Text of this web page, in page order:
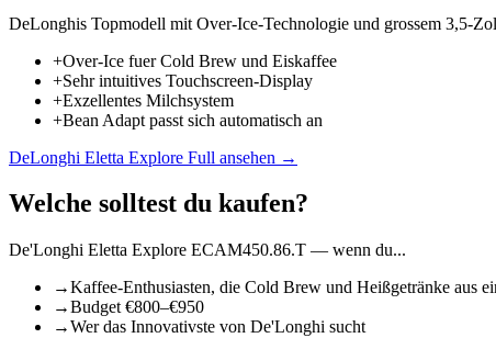
DeLonghis Topmodell mit Over-Ice-Technologie und grossem 3,5-
+Over-Ice fuer Cold Brew und Eiskaffee
+Sehr intuitives Touchscreen-Display
+Exzellentes Milchsystem
+Bean Adapt passt sich automatisch an
DeLonghi Eletta Explore Full ansehen →
Welche solltest du kaufen?
De'Longhi Eletta Explore ECAM450.86.T — wenn du...
→Kaffee-Enthusiasten, die Cold Brew und Heißgetränke aus
→Budget €800–€950
→Wer das Innovativste von De'Longhi sucht